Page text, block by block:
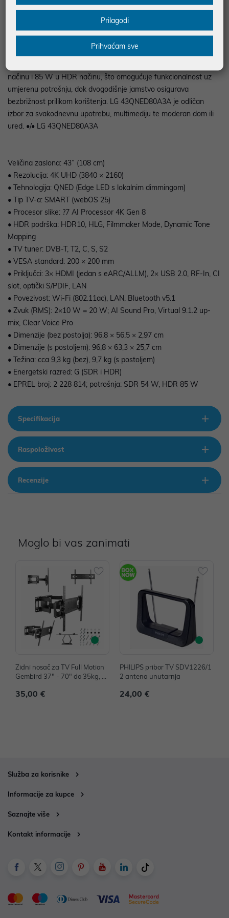
te Clear Voice Pro tehnologijom za jasnu reprodukciju dijaloga i
kvalitetan surround efekt. Televizor dimenzija 96,8 × 56,5 × 2,97
načinu i 85 W u HDR načinu, što omogućuje funkcionalnost uz
umjerenu potrošnju, dok dvogodišnje jamstvo osigurava
bezbrižnost prilikom korištenja. LG 43QNED80A3A je odličan
izbor za svakodnevnu upotrebu, multimediju te moderan dom ili
ured. •/• LG 43QNED80A3A
Veličina zaslona: 43” (108 cm)
• Rezolucija: 4K UHD (3840 × 2160)
• Tehnologija: QNED (Edge LED s lokalnim dimmingom)
• Tip TV-a: SMART (webOS 25)
• Procesor slike: ?7 AI Processor 4K Gen 8
• HDR podrška: HDR10, HLG, Filmmaker Mode, Dynamic Tone
Mapping
• TV tuner: DVB-T, T2, C, S, S2
• VESA standard: 200 × 200 mm
• Priključci: 3× HDMI (jedan s eARC/ALLM), 2× USB 2.0, RF-In, CI
slot, optički S/PDIF, LAN
• Povezivost: Wi-Fi (802.11ac), LAN, Bluetooth v5.1
• Zvuk (RMS): 2×10 W = 20 W; AI Sound Pro, Virtual 9.1.2 up-
mix, Clear Voice Pro
• Dimenzije (bez postolja): 96,8 × 56,5 × 2,97 cm
• Dimenzije (s postoljem): 96,8 × 63,3 × 25,7 cm
• Težina: cca 9,3 kg (bez), 9,7 kg (s postoljem)
• Energetski razred: G (SDR i HDR)
• EPREL broj: 2 228 814; potrošnja: SDR 54 W, HDR 85 W
Specifikacija
Raspoloživost
Recenzije
Moglo bi vas zanimati
Zidni nosač za TV Full Motion
Gembird 37" - 70" do 35kg, W
35,00 €
PHILIPS pribor TV SDV1226/1
2 antena unutarnja
24,00 €
Služba za korisnike
Informacije za kupce
Saznajte više
Kontakt informacije
Prilagodi
Prihvaćam sve